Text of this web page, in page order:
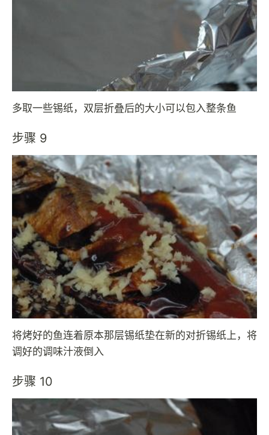
多取一些锡纸，双层折叠后的大小可以包入整条鱼
步骤 9
将烤好的鱼连着原本那层锡纸垫在新的对折锡纸上，将
调好的调味汁液倒入
步骤 10